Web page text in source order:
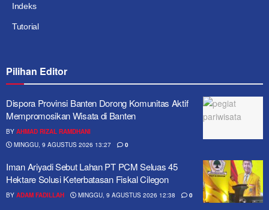
Indeks
Tutorial
Pilihan Editor
Dispora Provinsi Banten Dorong Komunitas Aktif
Mempromosikan Wisata di Banten
BY AHMAD RIZAL RAMDHANI
MINGGU, 9 AGUSTUS 2026 13:27
0
Iman Ariyadi Sebut Lahan PT PCM Seluas 45
Hektare Solusi Keterbatasan Fiskal Cilegon
BY ADAM FADILLAH MINGGU, 9 AGUSTUS 2026 12:38 0